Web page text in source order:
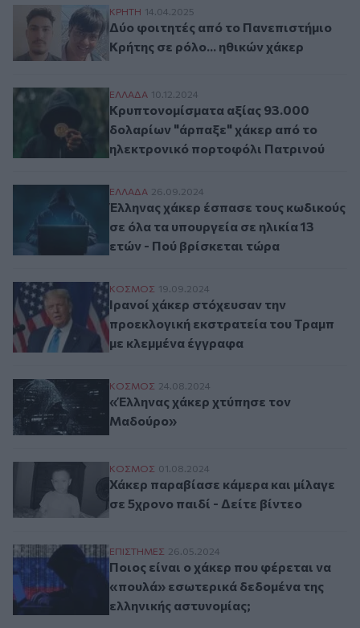
Δύο φοιτητές από το Πανεπιστήμιο
ΚΡΗΤΗ 14.04.2025
Δύο φοιτητές από το Πανεπιστήμιο
Κρήτης σε ρόλο... ηθικών χάκερ
Κρυπτονομίσματα αξίας 93.000
ΕΛΛAΔΑ 10.12.2024
Κρυπτονομίσματα αξίας 93.000
δολαρίων "άρπαξε" χάκερ από το
ηλεκτρονικό πορτοφόλι Πατρινού
Έλληνας χάκερ έσπασε τους κωδικούς σε
ΕΛΛAΔΑ 26.09.2024
Έλληνας χάκερ έσπασε τους κωδικούς
σε όλα τα υπουργεία σε ηλικία 13
ετών - Πού βρίσκεται τώρα
Ιρανοί χάκερ στόχευσαν την
ΚΟΣΜΟΣ 19.09.2024
Ιρανοί χάκερ στόχευσαν την
προεκλογική εκστρατεία του Τραμπ
με κλεμμένα έγγραφα
«Έλληνας χάκερ χτύπησε τον Μαδούρο»
ΚΟΣΜΟΣ 24.08.2024
«Έλληνας χάκερ χτύπησε τον
Μαδούρο»
Χάκερ παραβίασε κάμερα και μίλαγε σε
ΚΟΣΜΟΣ 01.08.2024
Χάκερ παραβίασε κάμερα και μίλαγε
σε 5χρονο παιδί - Δείτε βίντεο
Ποιος είναι ο χάκερ που φέρεται να
ΕΠΙΣΤΗΜΕΣ 26.05.2024
Ποιος είναι ο χάκερ που φέρεται να
«πουλά» εσωτερικά δεδομένα της
ελληνικής αστυνομίας;